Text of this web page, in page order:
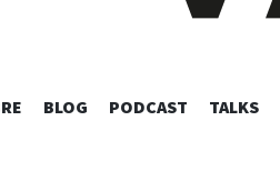
BLOG PODCAST TALKS